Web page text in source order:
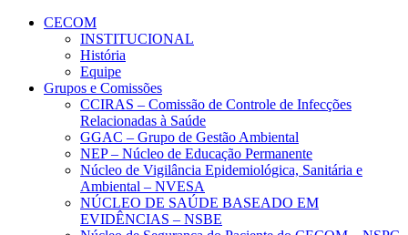
Conteúdo principal
CECOM
INSTITUCIONAL
História
Equipe
Grupos e Comissões
CCIRAS – Comissão de Controle de Infecções
Relacionadas à Saúde
GGAC – Grupo de Gestão Ambiental
NEP – Núcleo de Educação Permanente
Núcleo de Vigilância Epidemiológica, Sanitária e
Ambiental – NVESA
NÚCLEO DE SAÚDE BASEADO EM
EVIDÊNCIAS – NSBE